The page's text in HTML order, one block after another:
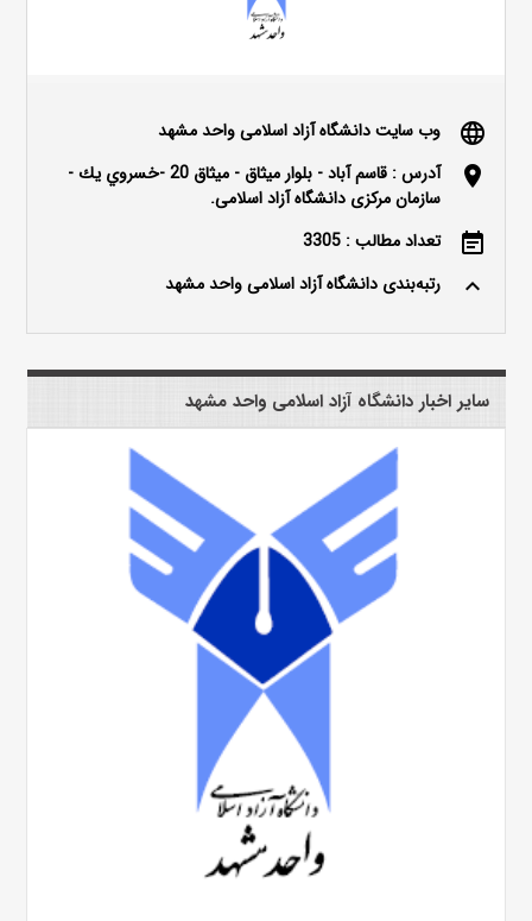
language وب سایت دانشگاه آزاد اسلامی واحد مشهد
location_on
آدرس : قاسم آباد - بلوار ميثاق - ميثاق 20 -خسروي يك -
سازمان مرکزی دانشگاه آزاد اسلامی.
event_note تعداد مطالب : 3305
keyboard_arrow_up رتبه‌بندی دانشگاه آزاد اسلامی واحد مشهد
سایر اخبار دانشگاه آزاد اسلامی واحد مشهد